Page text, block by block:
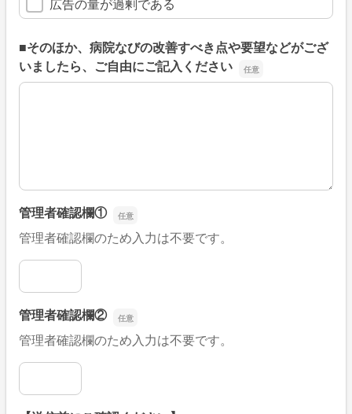
■そのほか、病院なびの改善すべき点や要望などがござ
いましたら、ご自由にご記入ください
■そのほか、病院なびの改善すべき点や要望などがござい
管理者確認欄①
管理者確認欄のため入力は不要です。
管理者確認欄①
管理者確認欄②
管理者確認欄のため入力は不要です。
管理者確認欄②